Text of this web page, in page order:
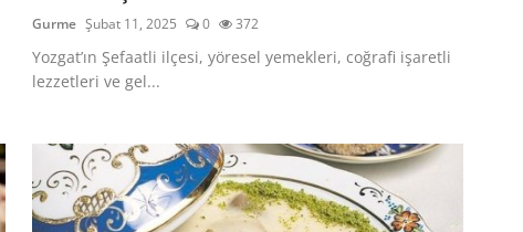
Gurme Şubat 11, 2025 0 372
Yozgat’ın Şefaatli ilçesi, yöresel yemekleri, coğrafi işaretli
lezzetleri ve gel...